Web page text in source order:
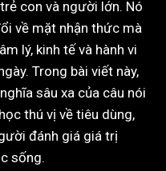
con và người lớn. Nó
về mặt nhận thức mà
lý, kinh tế và hành vi
Trong bài viết này,
sâu xa của câu nói
thú vị về tiêu dùng,
đánh giá giá trị
sống.